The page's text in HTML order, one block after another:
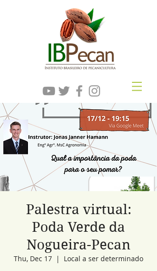
Palestra virtual:
Poda Verde da
Nogueira-Pecan
Thu, Dec 17
  |
Local a ser determinado